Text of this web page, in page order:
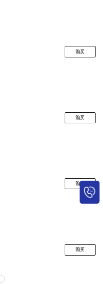
购买
购买
购买
购买